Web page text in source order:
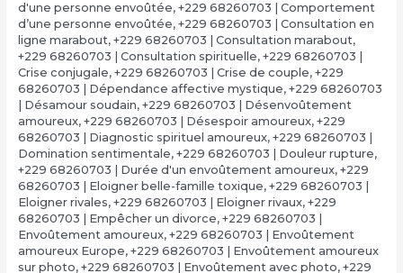
d'une personne envoûtée, +229 68260703 | Comportement
d’une personne envoûtée, +229 68260703 | Consultation en
ligne marabout, +229 68260703 | Consultation marabout,
+229 68260703 | Consultation spirituelle, +229 68260703 |
Crise conjugale, +229 68260703 | Crise de couple, +229
68260703 | Dépendance affective mystique, +229 68260703
| Désamour soudain, +229 68260703 | Désenvoûtement
amoureux, +229 68260703 | Désespoir amoureux, +229
68260703 | Diagnostic spirituel amoureux, +229 68260703 |
Domination sentimentale, +229 68260703 | Douleur rupture,
+229 68260703 | Durée d'un envoûtement amoureux, +229
68260703 | Eloigner belle-famille toxique, +229 68260703 |
Eloigner rivales, +229 68260703 | Eloigner rivaux, +229
68260703 | Empêcher un divorce, +229 68260703 |
Envoûtement amoureux, +229 68260703 | Envoûtement
amoureux Europe, +229 68260703 | Envoûtement amoureux
sur photo, +229 68260703 | Envoûtement avec photo, +229